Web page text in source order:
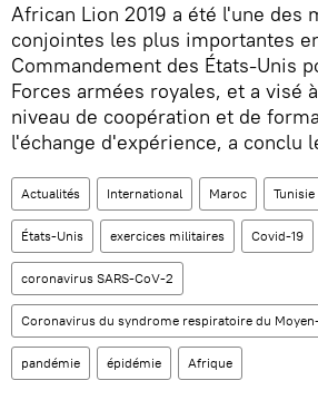
​African Lion 2019 a été l'une des
conjointes les plus importantes
Commandement des États-Unis
Forces armées royales, et a visé
niveau de coopération et de
l'échange d'expérience, a conclu
Actualités International Maroc Tunisie
États-Unis exercices militaires Covid-19
coronavirus SARS-CoV-2
Coronavirus du syndrome respiratoire du
pandémie épidémie Afrique